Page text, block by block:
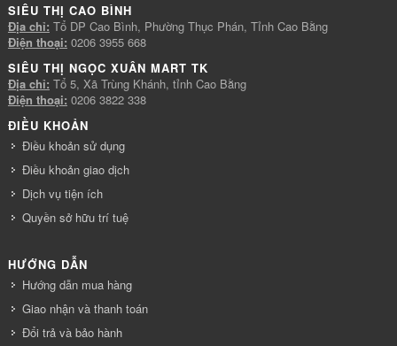
SIÊU THỊ CAO BÌNH
Địa chỉ: Tổ DP Cao Bình, Phường Thục Phán, Tỉnh Cao Bằng
Điện thoại: 0206 3955 668
SIÊU THỊ NGỌC XUÂN MART TK
Địa chỉ: Tổ 5, Xã Trùng Khánh, tỉnh Cao Bằng
Điện thoại: 0206 3822 338
ĐIỀU KHOẢN
Điều khoản sử dụng
Điều khoản giao dịch
Dịch vụ tiện ích
Quyền sở hữu trí tuệ
HƯỚNG DẪN
Hướng dẫn mua hàng
Giao nhận và thanh toán
Đổi trả và bảo hành